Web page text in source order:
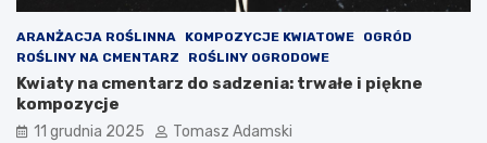
ARANŻACJA ROŚLINNA KOMPOZYCJE KWIATOWE
OGRÓD
ROŚLINY NA CMENTARZ
ROŚLINY OGRODOWE
Kwiaty na cmentarz do sadzenia: trwałe i piękne
kompozycje
11 grudnia 2025 Tomasz Adamski